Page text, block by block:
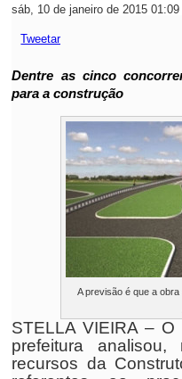
sáb, 10 de janeiro de 2015 01:09
Tweetar
Dentre as cinco
para a construção
A previsão é que a
STELLA VIEIRA –
prefeitura
recursos da